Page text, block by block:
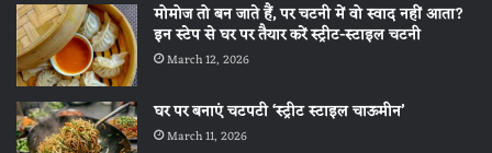
मोमोज तो बन जाते हैं, पर चटनी में वो स्वाद नहीं आता?
इन स्टेप से घर पर तैयार करें स्ट्रीट-स्टाइल चटनी
March 12, 2026
घर पर बनाएं चटपटी ‘स्ट्रीट स्टाइल चाऊमीन’
March 11, 2026